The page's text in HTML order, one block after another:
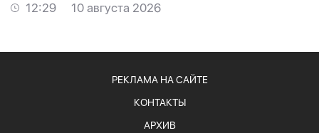
12:29
10 августа 2026
РЕКЛАМА НА САЙТЕ
КОНТАКТЫ
АРХИВ